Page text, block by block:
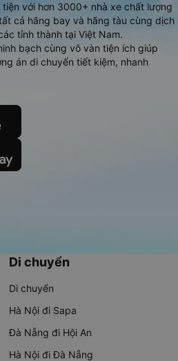
với hơn 3000+ nhà xe chất lượng
cả hãng bay và hãng tàu cùng dịch
tỉnh thành tại Việt Nam.
bạch cùng vô vàn tiện ích giúp
án di chuyển tiết kiệm, nhanh
Di chuyển
Di chuyển
Hà Nội đi Sapa
Đà Nẵng đi Hội An
Hà Nội đi Đà Nẵng